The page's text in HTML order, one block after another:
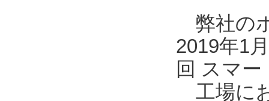
弊社の
2019年1
回 スマ
工場に